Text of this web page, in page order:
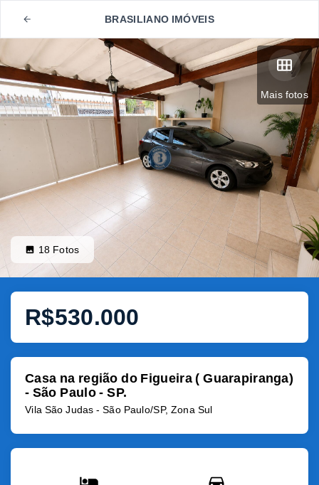
BRASILIANO IMÓVEIS
Mais fotos
18 Fotos
R$530.000
Casa na região do Figueira ( Guarapiranga)
- São Paulo - SP.
Vila São Judas - São Paulo/SP, Zona Sul